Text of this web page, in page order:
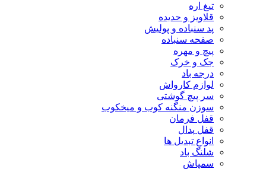
تیغ اره
قلاویز و حدیده
پد سنباده و پولیش
صفحه سنباده
پیچ و مهره
جک و خرک
درجه باد
لوازم کارواش
سر پیچ گوشتی
سوزن منگنه کوب و میخکوب
قفل فرمان
قفل پدال
انواع تبدیل ها
شلنگ باد
سمپاش